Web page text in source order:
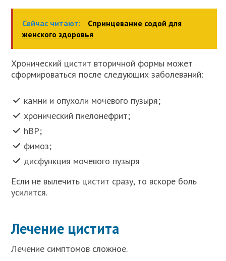
Сейчас читают:
Спринцевание содой для
женского здоровья
Хронический цистит вторичной формы может
сформироваться после следующих заболеваний:
камни и опухоли мочевого пузыря;
хронический пиелонефрит;
hBP;
фимоз;
дисфункция мочевого пузыря
Если не вылечить цистит сразу, то вскоре боль
усилится.
Лечение цистита
Лечение симптомов сложное.